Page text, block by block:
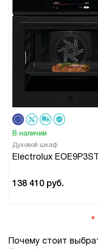
В наличии
Духовой шкаф
Electrolux
138 410 руб.
Почему стоит